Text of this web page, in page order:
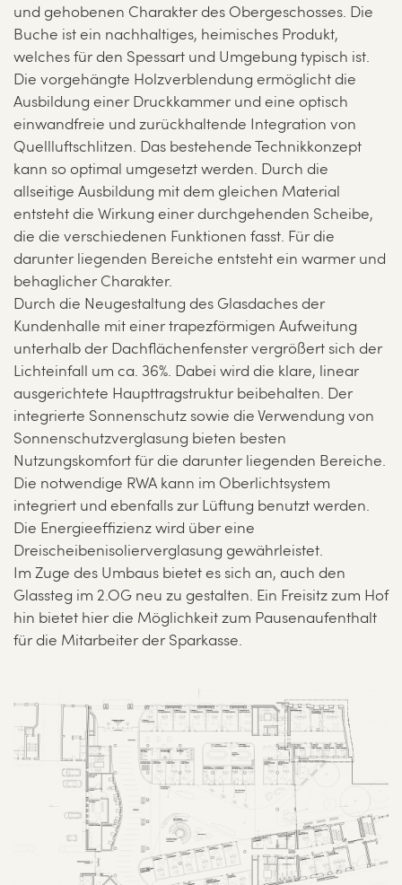
und gehobenen Charakter des Obergeschosses. Die
Buche ist ein nachhaltiges, heimisches Produkt,
welches für den Spessart und Umgebung typisch ist.
Die vorgehängte Holzverblendung ermöglicht die
Ausbildung einer Druckkammer und eine optisch
einwandfreie und zurückhaltende Integration von
Quellluftschlitzen. Das bestehende Technikkonzept
kann so optimal umgesetzt werden. Durch die
allseitige Ausbildung mit dem gleichen Material
entsteht die Wirkung einer durchgehenden Scheibe,
die die verschiedenen Funktionen fasst. Für die
darunter liegenden Bereiche entsteht ein warmer und
behaglicher Charakter.
Durch die Neugestaltung des Glasdaches der
Kundenhalle mit einer trapezförmigen Aufweitung
unterhalb der Dachflächenfenster vergrößert sich der
Lichteinfall um ca. 36%. Dabei wird die klare, linear
ausgerichtete Haupttragstruktur beibehalten. Der
integrierte Sonnenschutz sowie die Verwendung von
Sonnenschutzverglasung bieten besten
Nutzungskomfort für die darunter liegenden Bereiche.
Die notwendige RWA kann im Oberlichtsystem
integriert und ebenfalls zur Lüftung benutzt werden.
Die Energieeffizienz wird über eine
Dreischeibenisolierverglasung gewährleistet.
Im Zuge des Umbaus bietet es sich an, auch den
Glassteg im 2.OG neu zu gestalten. Ein Freisitz zum Hof
hin bietet hier die Möglichkeit zum Pausenaufenthalt
für die Mitarbeiter der Sparkasse.